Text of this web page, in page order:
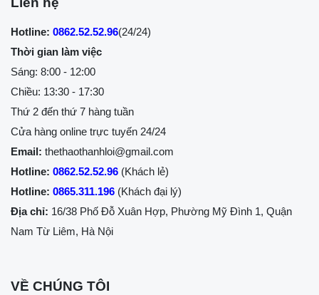
Hotline: 0862.52.52.96(24/24)
Thời gian làm việc
Sáng: 8:00 - 12:00
Chiều: 13:30 - 17:30
Thứ 2 đến thứ 7 hàng tuần
Cửa hàng online trực tuyến 24/24
Email: thethaothanhloi@gmail.com
Hotline: 0862.52.52.96 (Khách lẻ)
Hotline: 0865.311.196 (Khách đại lý)
Địa chỉ: 16/38 Phố Đỗ Xuân Hợp, Phường Mỹ Đình 1, Quận
Nam Từ Liêm, Hà Nội
VỀ CHÚNG TÔI